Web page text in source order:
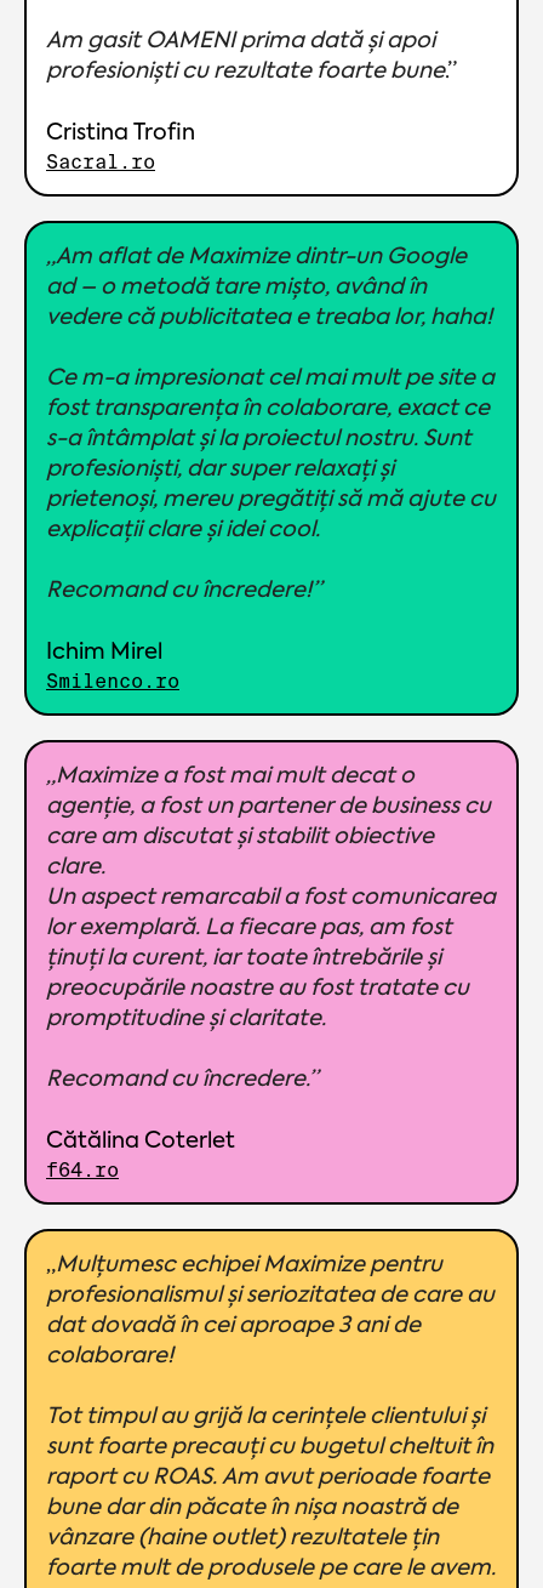
Am gasit OAMENI prima dată și apoi
profesioniști cu rezultate foarte bune.”
Cristina Trofin
Sacral.ro
„Am aflat de Maximize dintr-un Google
ad – o metodă tare mișto, având în
vedere că publicitatea e treaba lor, haha!
Ce m-a impresionat cel mai mult pe site a
fost transparența în colaborare, exact ce
s-a întâmplat și la proiectul nostru. Sunt
profesioniști, dar super relaxați și
prietenoși, mereu pregătiți să mă ajute cu
explicații clare și idei cool.
Recomand cu încredere!”
Ichim Mirel
Smilenco.ro
„Maximize a fost mai mult decat o
agenție, a fost un partener de business cu
care am discutat și stabilit obiective
clare.
Un aspect remarcabil a fost comunicarea
lor exemplară. La fiecare pas, am fost
ținuți la curent, iar toate întrebările și
preocupările noastre au fost tratate cu
promptitudine și claritate.
Recomand cu încredere.”
Cătălina Coterlet
f64.ro
„Mulțumesc echipei Maximize pentru
profesionalismul și seriozitatea de care au
dat dovadă în cei aproape 3 ani de
colaborare!
Tot timpul au grijă la cerințele clientului și
sunt foarte precauți cu bugetul cheltuit în
raport cu ROAS. Am avut perioade foarte
bune dar din păcate în nișa noastră de
vânzare (haine outlet) rezultatele țin
foarte mult de produsele pe care le avem.